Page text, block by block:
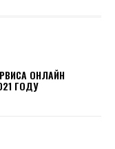
ОНЛАЙН
ГОДУ